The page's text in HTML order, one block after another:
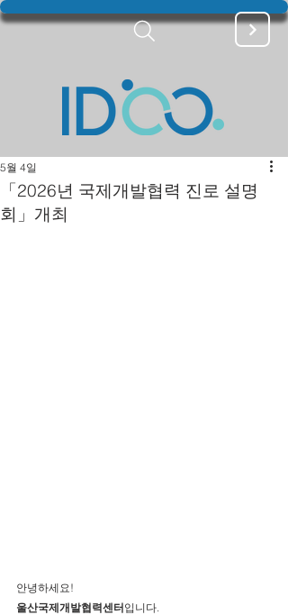
「2026년 국제개발협력 진로 설명
회」개최
5월 4일
안녕하세요!
울산국제개발협력센터입니다.